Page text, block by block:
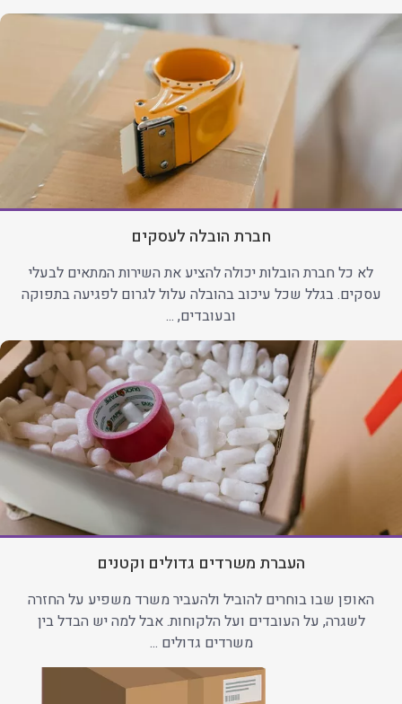
חברת הובלה לעסקים
לא כל חברת הובלות יכולה להציע את השירות המתאים לבעלי
עסקים. בגלל שכל עיכוב בהובלה עלול לגרום לפגיעה בתפוקה
ובעובדים, ...
העברת משרדים גדולים וקטנים
האופן שבו בוחרים להוביל ולהעביר משרד משפיע על החזרה
לשגרה, על העובדים ועל הלקוחות. אבל למה יש הבדל בין
משרדים גדולים ...